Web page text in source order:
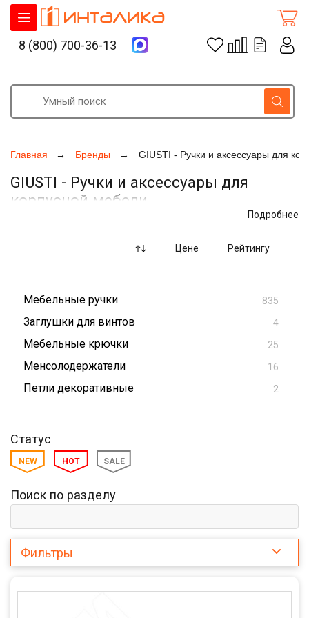
Главная Бренды GIUSTI - Ручки и аксессуары для
GIUSTI - Ручки и аксессуары для
корпусной мебели
Подробнее
Цене Рейтингу
Мебельные ручки 835
Заглушки для винтов 4
Мебельные крючки 25
Менсолодержатели 16
Петли декоративные 2
Статус
NEW HOT SALE
Поиск по разделу
Фильтры
8 (800) 700-36-13